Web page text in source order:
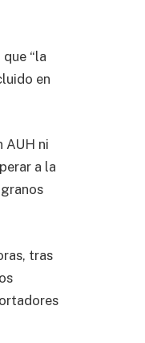
“la
en
AUH ni
a la
tras